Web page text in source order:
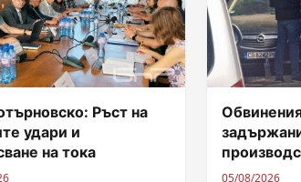
Ръст на
удари и
на тока
05/08/2026